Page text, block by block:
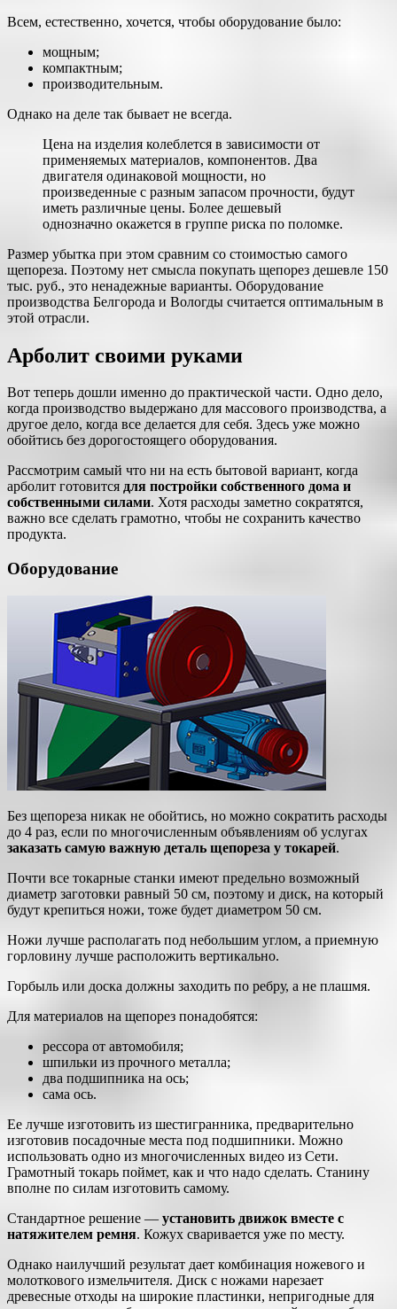
Всем, естественно, хочется, чтобы оборудование было:
мощным;
компактным;
производительным.
Однако на деле так бывает не всегда.
Цена на изделия колеблется в зависимости от
применяемых материалов, компонентов. Два
двигателя одинаковой мощности, но
произведенные с разным запасом прочности, будут
иметь различные цены. Более дешевый
однозначно окажется в группе риска по поломке.
Размер убытка при этом сравним со стоимостью самого
щепореза. Поэтому нет смысла покупать щепорез дешевле 150
тыс. руб., это ненадежные варианты. Оборудование
производства Белгорода и Вологды считается оптимальным в
этой отрасли.
Арболит своими руками
Вот теперь дошли именно до практической части. Одно дело,
когда производство выдержано для массового производства, а
другое дело, когда все делается для себя. Здесь уже можно
обойтись без дорогостоящего оборудования.
Рассмотрим самый что ни на есть бытовой вариант, когда
арболит готовится для постройки собственного дома и
собственными силами. Хотя расходы заметно сократятся,
важно все сделать грамотно, чтобы не сохранить качество
продукта.
Оборудование
Без щепореза никак не обойтись, но можно сократить расходы
до 4 раз, если по многочисленным объявлениям об услугах
заказать самую важную деталь щепореза у токарей.
Почти все токарные станки имеют предельно возможный
диаметр заготовки равный 50 см, поэтому и диск, на который
будут крепиться ножи, тоже будет диаметром 50 см.
Ножи лучше располагать под небольшим углом, а приемную
горловину лучше расположить вертикально.
Горбыль или доска должны заходить по ребру, а не плашмя.
Для материалов на щепорез понадобятся:
рессора от автомобиля;
шпильки из прочного металла;
два подшипника на ось;
сама ось.
Ее лучше изготовить из шестигранника, предварительно
изготовив посадочные места под подшипники. Можно
использовать одно из многочисленных видео из Сети.
Грамотный токарь поймет, как и что надо сделать. Станину
вполне по силам изготовить самому.
Стандартное решение — установить движок вместе с
натяжителем ремня. Кожух сваривается уже по месту.
Однако наилучший результат дает комбинация ножевого и
молоткового измельчителя. Диск с ножами нарезает
древесные отходы на широкие пластинки, непригодные для